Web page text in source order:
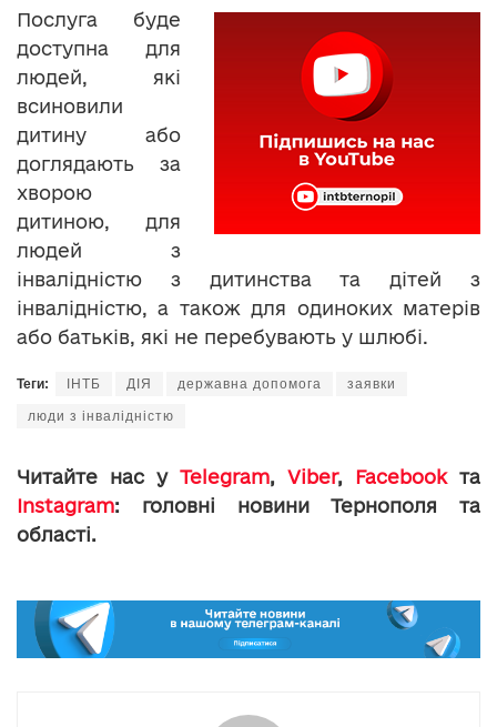
Послуга буде
доступна для
людей, які
всиновили
дитину або
доглядають за
хворою
дитиною, для
людей з
інвалідністю з дитинства та дітей з
інвалідністю, а також для одиноких матерів
або батьків, які не перебувають у шлюбі.
Теги: ІНТБ ДІЯ державна допомога заявки
люди з інвалідністю
Читайте нас у Telegram, Viber, Facebookта
Instagram: головні новини Тернополя та
області.